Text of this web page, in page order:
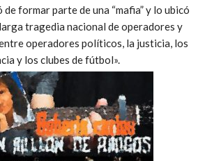
formar parte de una “mafia” y lo ubicó
tragedia nacional de operadores y
operadores políticos, la justicia, los
y los clubes de fútbol».